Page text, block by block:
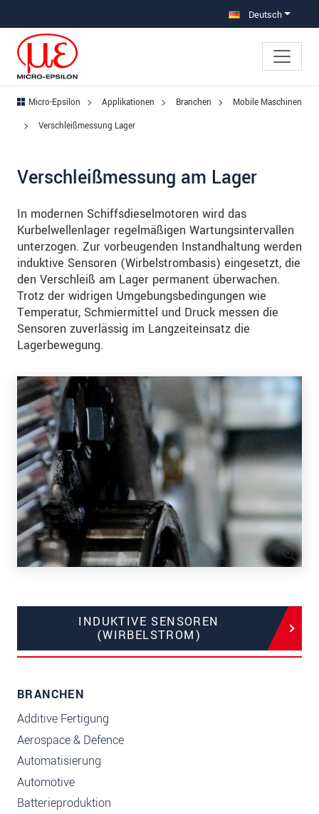
Deutsch
Micro-Epsilon Applikationen Branchen
Mobile Maschinen
Verschleißmessung Lager
Verschleißmessung am Lager
In modernen Schiffsdieselmotoren wird das
Kurbelwellenlager regelmäßigen Wartungsintervallen
unterzogen. Zur vorbeugenden Instandhaltung werden
induktive Sensoren (Wirbelstrombasis) eingesetzt, die
den Verschleiß am Lager permanent überwachen.
Trotz der widrigen Umgebungsbedingungen wie
Temperatur, Schmiermittel und Druck messen die
Sensoren zuverlässig im Langzeiteinsatz die
Lagerbewegung.
INDUKTIVE SENSOREN
(WIRBELSTROM)
BRANCHEN
Additive Fertigung
Aerospace & Defence
Automatisierung
Automotive
Batterieproduktion